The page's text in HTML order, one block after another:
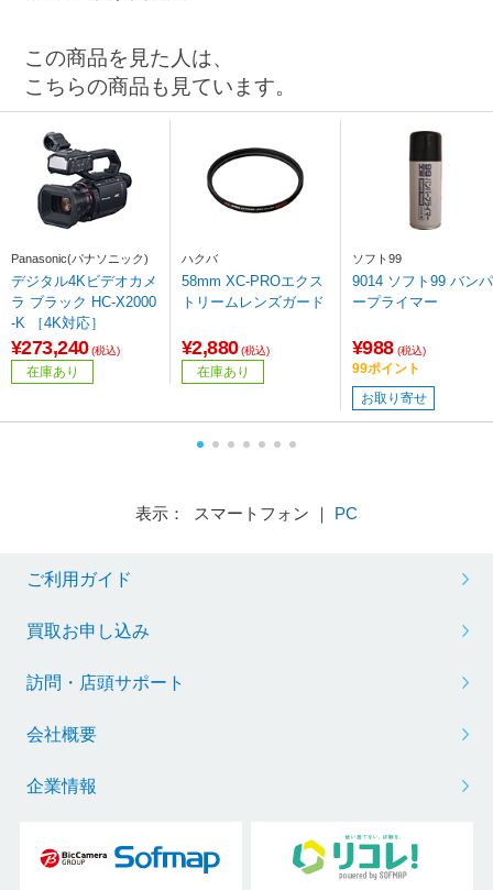
この商品を見た人は、
こちらの商品も見ています。
Panasonic(パナソニック)
デジタル4Kビデオカメ
ラ ブラック HC-X2000
-K ［4K対応］
¥273,240 (税込)
在庫あり
ハクバ
58mm XC-PROエクス
トリームレンズガード
¥2,880 (税込)
在庫あり
ソフト99
9014 ソフト99 バンパ
ープライマー
¥988 (税込)
99ポイント
お取り寄せ
表示： スマートフォン ｜ PC
ご利用ガイド
買取お申し込み
訪問・店頭サポート
会社概要
企業情報